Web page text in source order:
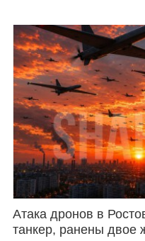
Атака дронов в
танкер, ранены двое